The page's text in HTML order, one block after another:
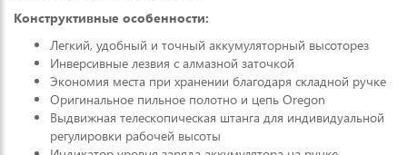
Конструктивные особенности:
Легкий, удобный и точный аккумуляторный высоторез
Инверсивные лезвия с алмазной заточкой
Экономия места при хранении благодаря складной ручке
Оригинальное пильное полотно и цепь Oregon
Выдвижная телескопическая штанга для индивидуальной
регулировки рабочей высоты